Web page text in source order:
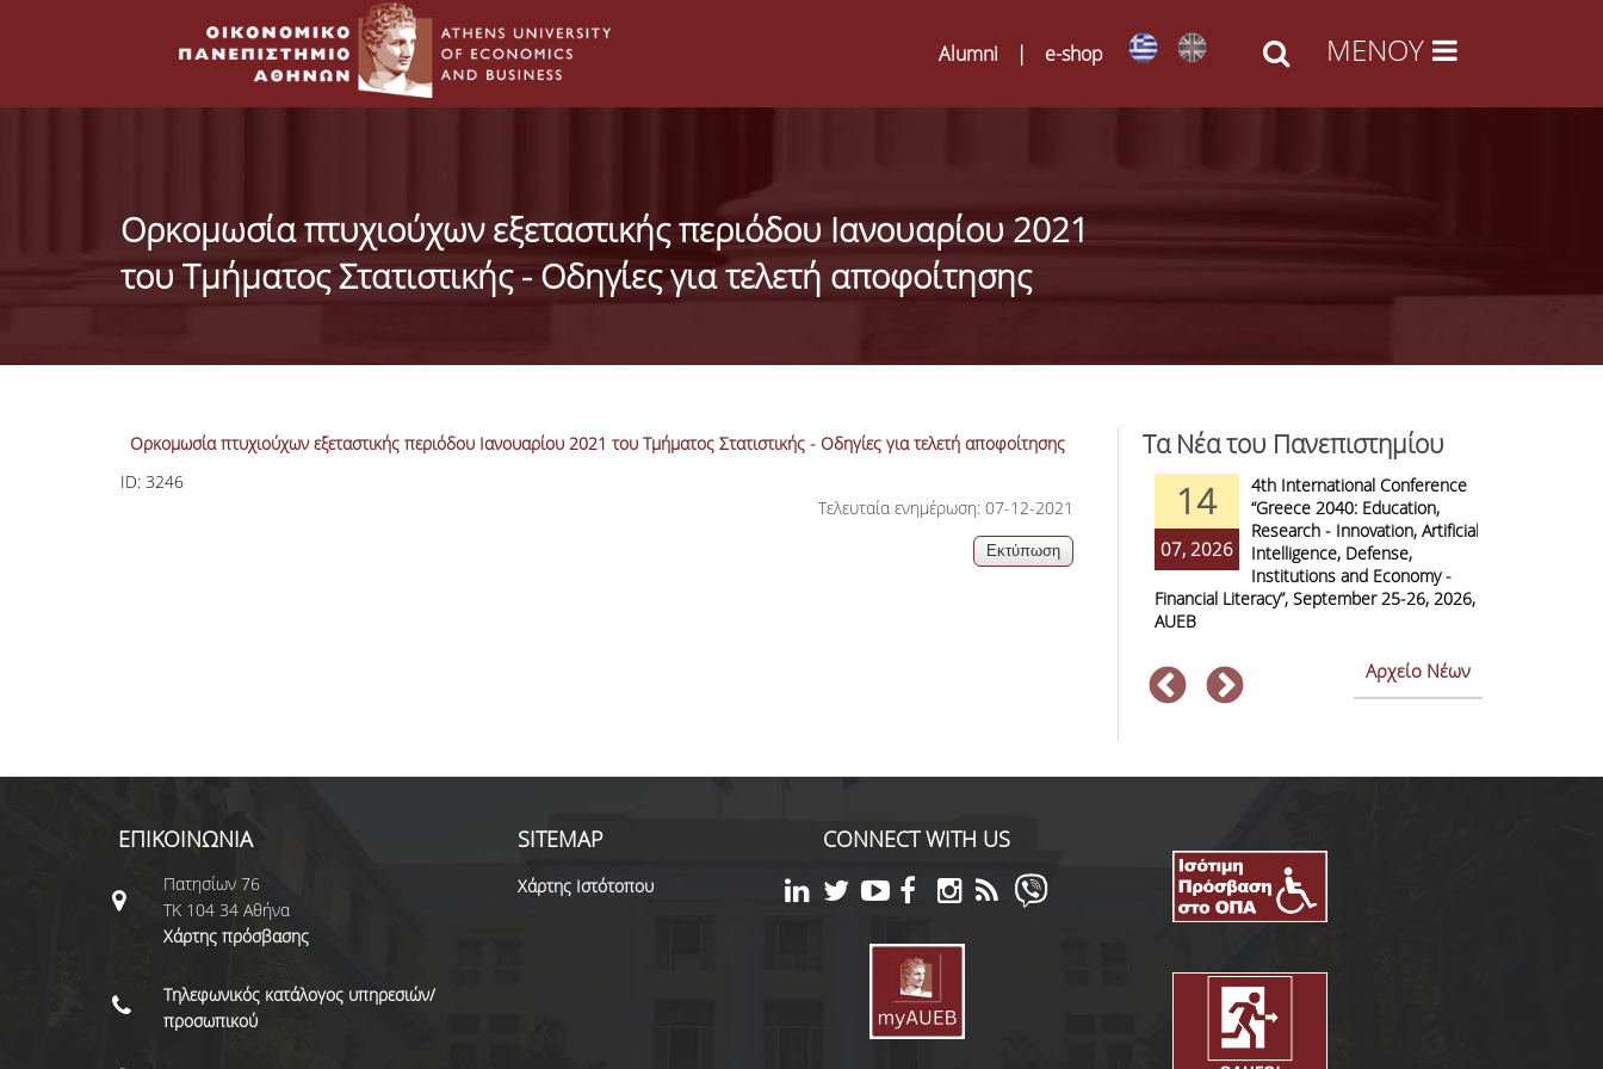
Alumni | e-shop
Ορκομωσία πτυχιούχων εξεταστικής περιόδου Ιανουαρίου 2021
του Τμήματος Στατιστικής - Οδηγίες για τελετή αποφοίτησης
Ορκομωσία πτυχιούχων εξεταστικής περιόδου Ιανουαρίου 2021 του Τμήματος Στατιστικής - Οδηγίες για τελετή αποφοίτησης
ID: 3246
Τελευταία ενημέρωση: 07-12-2021
Τα Νέα του Πανεπιστημίου
02
ATRIUM Transnational Access
Training Visits at Organizations
across Europe
14
07, 2026
4th International Conference
“Greece 2040: Education,
Research - Innovation, Artificial
Intelligence, Defense,
Institutions and Economy -
Financial Literacy”, September 25-26, 2026,
AUEB
Αρχείο Νέων
ΕΠΙΚΟΙΝΩΝΙΑ
Πατησίων 76
ΤΚ 104 34 Αθήνα
Χάρτης πρόσβασης
Τηλεφωνικός κατάλογος υπηρεσιών/
προσωπικού
SITEMAP
Χάρτης Ιστότοπου
CONNECT WITH US